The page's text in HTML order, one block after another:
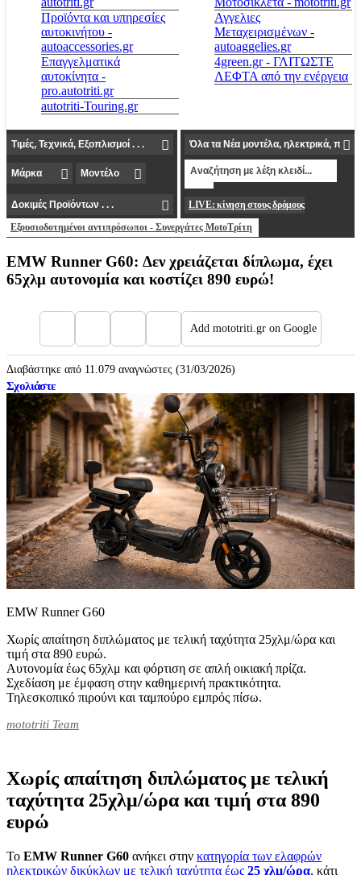
Προϊόντα και υπηρεσίες
αυτοκινήτου -
autoaccessories.gr
Επαγγελματικά
αυτοκίνητα -
pro.autotriti.gr
autotriti-Touring.gr
Αγγελιες
Μεταχειρισμένων -
autoaggelies.gr
4green.gr - ΓΛΙΤΩΣΤΕ
ΛΕΦΤΑ από την ενέργεια
LIVE: κίνηση στους δρόμους
Εξουσιοδοτημένοι αντιπρόσωποι - Συνεργάτες MotoΤρίτη
EMW Runner G60: Δεν χρειάζεται δίπλωμα, έχει
65χλμ αυτονομία και κοστίζει 890 ευρώ!
Add mototriti.gr on Google
Διαβάστηκε από 11.079 αναγνώστες (31/03/2026)
Σχολιάστε
EMW Runner G60
Χωρίς απαίτηση διπλώματος με τελική ταχύτητα 25χλμ/ώρα και
τιμή στα 890 ευρώ.
Αυτονομία έως 65χλμ και φόρτιση σε απλή οικιακή πρίζα.
Σχεδίαση με έμφαση στην καθημερινή πρακτικότητα.
Τηλεσκοπικό πιρούνι και ταμπούρο εμπρός πίσω.
mototriti Team
Χωρίς απαίτηση διπλώματος με τελική
ταχύτητα 25χλμ/ώρα και τιμή στα 890
ευρώ
Το EMW Runner G60 ανήκει στην κατηγορία των ελαφρών
ηλεκτρικών δικύκλων με τελική ταχύτητα έως 25 χλμ/ώρα, κάτι